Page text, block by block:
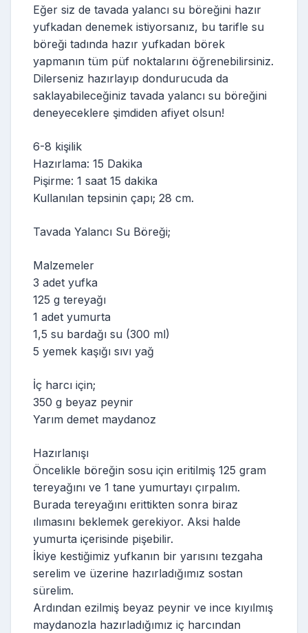
Eğer siz de tavada yalancı su böreğini hazır
yufkadan denemek istiyorsanız, bu tarifle su
böreği tadında hazır yufkadan börek
yapmanın tüm püf noktalarını öğrenebilirsiniz.
Dilerseniz hazırlayıp dondurucuda da
saklayabileceğiniz tavada yalancı su böreğini
deneyeceklere şimdiden afiyet olsun!
6-8 kişilik
Hazırlama: 15 Dakika
Pişirme: 1 saat 15 dakika
Kullanılan tepsinin çapı; 28 cm.
Tavada Yalancı Su Böreği;
Malzemeler
3 adet yufka
125 g tereyağı
1 adet yumurta
1,5 su bardağı su (300 ml)
5 yemek kaşığı sıvı yağ
İç harcı için;
350 g beyaz peynir
Yarım demet maydanoz
Hazırlanışı
Öncelikle böreğin sosu için eritilmiş 125 gram
tereyağını ve 1 tane yumurtayı çırpalım.
Burada tereyağını erittikten sonra biraz
ılımasını beklemek gerekiyor. Aksi halde
yumurta içerisinde pişebilir.
İkiye kestiğimiz yufkanın bir yarısını tezgaha
serelim ve üzerine hazırladığımız sostan
sürelim.
Ardından ezilmiş beyaz peynir ve ince kıyılmış
maydanozla hazırladığımız iç harcından